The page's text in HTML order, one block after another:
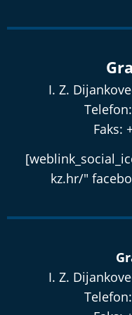
I. Z.
Faks:
kz.hr/"
I. Z.